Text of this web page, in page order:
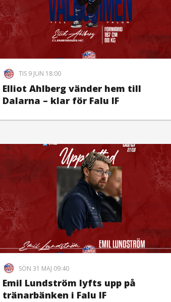
TIS 9 JUN 18:00
Elliot Ahlberg vänder hem till
Dalarna – klar för Falu IF
SÖN 31 MAJ 09:40
Emil Lundström lyfts upp på
tränarbänken i Falu IF